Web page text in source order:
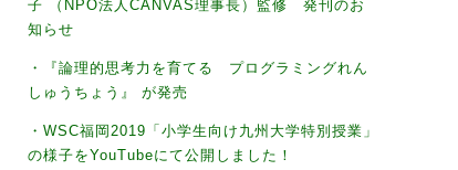
子 （NPO法人CANVAS理事長）監修 発刊のお
知らせ
・『論理的思考力を育てる プログラミングれん
しゅうちょう』 が発売
・WSC福岡2019「小学生向け九州大学特別授業」
の様子をYouTubeにて公開しました！